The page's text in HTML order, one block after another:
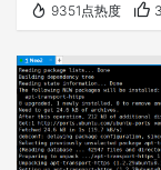
后编写测试代码
时，可以发送数
夹上传到开发板
publish…
9351点热度